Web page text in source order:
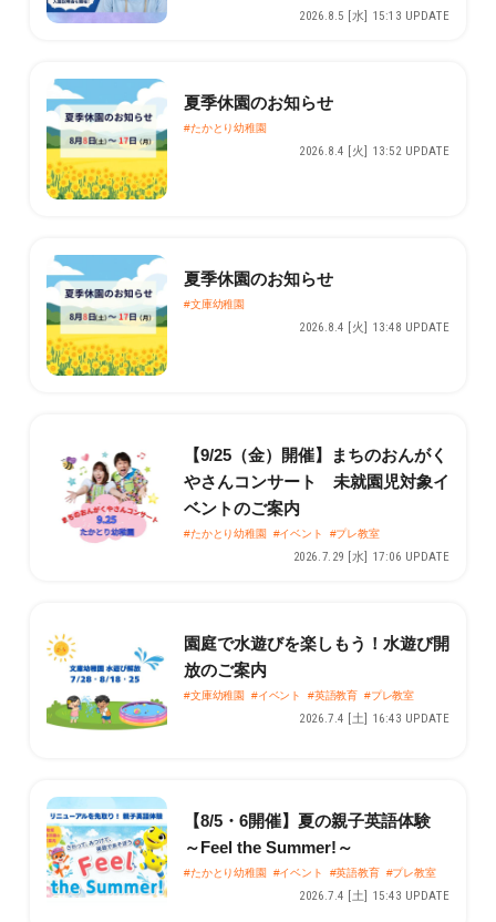
2026.8.5 [水] 15:13 UPDATE
夏季休園のお知らせ
#たかとり幼稚園
2026.8.4 [火] 13:52 UPDATE
夏季休園のお知らせ
#文庫幼稚園
2026.8.4 [火] 13:48 UPDATE
【9/25（金）開催】まちのおんがく
やさんコンサート 未就園児対象イ
ベントのご案内
#たかとり幼稚園 #イベント #プレ教室
2026.7.29 [水] 17:06 UPDATE
園庭で水遊びを楽しもう！水遊び開
放のご案内
#文庫幼稚園 #イベント #英語教育 #プレ教室
2026.7.4 [土] 16:43 UPDATE
【8/5・6開催】夏の親子英語体験
～Feel the Summer!～
#たかとり幼稚園 #イベント #英語教育 #プレ教室
2026.7.4 [土] 15:43 UPDATE